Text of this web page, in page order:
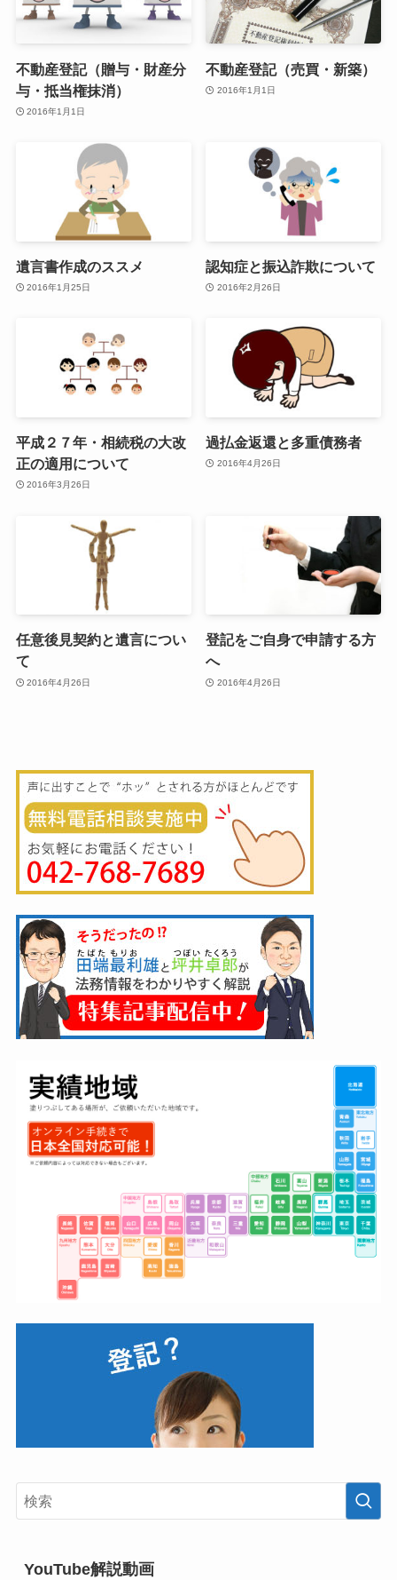
不動産登記（贈与・財産分
与・抵当権抹消）
2016年1月1日
不動産登記（売買・新築）
2016年1月1日
遺言書作成のススメ
2016年1月25日
認知症と振込詐欺について
2016年2月26日
平成２７年・相続税の大改
正の適用について
2016年3月26日
過払金返還と多重債務者
2016年4月26日
任意後見契約と遺言につい
て
2016年4月26日
登記をご自身で申請する方
へ
2016年4月26日
YouTube解説動画